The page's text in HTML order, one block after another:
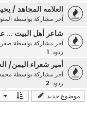
العلامه المجاهد /
آخر مشاركة بواسطة
شاعر أهل البيت ...
آخر مشاركة بواسطة
ردود: 1
أمير شعراء اليمن/
آخر مشاركة بواسطة
ردود: 2
موضوع جديد